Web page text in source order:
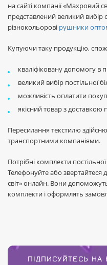
на сайті компанії «Махровий
представлений великий вибір
різнокольорові рушники
Купуючи таку продукцію,
кваліфіковану допомогу в
великий вибір постільної
можливість оплатити
якісний товар з доставкою
Пересилання текстилю
транспортними компаніями.
Потрібні комплекти
Телефонуйте або
світ» онлайн. Вони
комплекти і оформлять
ПІДПИСУЙТЕСЬ НА